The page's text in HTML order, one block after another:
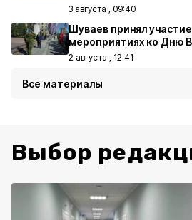
3 августа , 09:40
Шуваев принял
мероприятиях ко Дню
2 августа , 12:41
Все материалы
Выбор